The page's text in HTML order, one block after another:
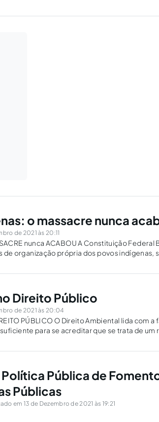
o massacre nunca
de 2021 às 20:11
nunca ACABOU A Constituição Federal
de organização própria dos povos indígenas,
Direito Público
de 2021 às 20:04
PÚBLICO O Direito Ambiental lida com a
para se acreditar que se trata de um
Pública de
Públicas
em 13 de Dezembro de 2021 às 19:21